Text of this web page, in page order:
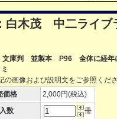
木茂 中二ライ
庫判 並製本 P96 全体に経年
の画像および説明文をご参照くだ
価格
2,000円(税込)
数
冊